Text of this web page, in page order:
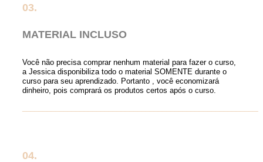
03.
MATERIAL INCLUSO
Você não precisa comprar nenhum material para fazer o curso,
a Jessica disponibiliza todo o material SOMENTE durante o
curso para seu aprendizado. Portanto , você economizará
dinheiro, pois comprará os produtos certos após o curso.
04.